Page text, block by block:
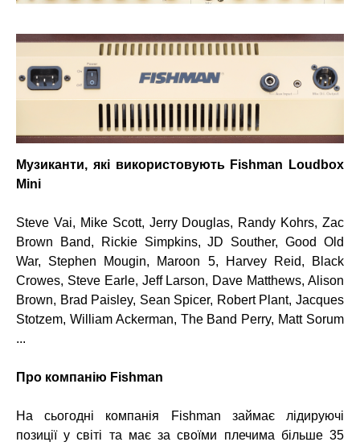
Музиканти, які використовують Fishman Loudbox
Mini
Steve Vai, Mike Scott, Jerry Douglas, Randy Kohrs, Zac
Brown Band, Rickie Simpkins, JD Souther, Good Old
War, Stephen Mougin, Maroon 5, Harvey Reid, Black
Crowes, Steve Earle, Jeff Larson, Dave Matthews, Alison
Brown, Brad Paisley, Sean Spicer, Robert Plant, Jacques
Stotzem, William Ackerman, The Band Perry, Matt Sorum
...
Про компанію Fishman
На сьогодні компанія Fishman займає лідируючі
позиції у світі та має за своїми плечима більше 35